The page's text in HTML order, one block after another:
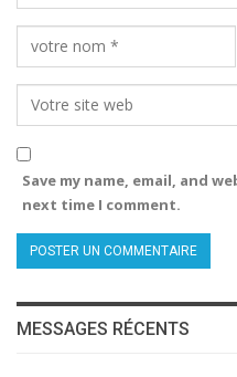
Save my name, email, and
next time I comment.
MESSAGES RÉCENTS